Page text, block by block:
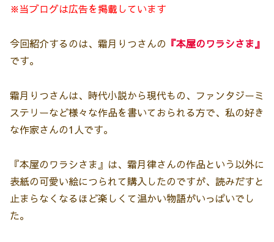
※当ブログは広告を掲載しています
今回紹介するのは、霜月りつさんの 『本屋のワラシさま』
です。
霜月りつさんは、時代小説から現代もの、ファンタジーミ
ステリーなど様々な作品を書いておられる方で、私の好き
な作家さんの1人です。
『本屋のワラシさま』は、霜月律さんの作品という以外に
表紙の可愛い絵につられて購入したのですが、読みだすと
止まらなくなるほど楽しくて温かい物語がいっぱいでし
た。